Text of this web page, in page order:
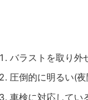
バラストを取り外
圧倒的に明るい(
車検に対応してい